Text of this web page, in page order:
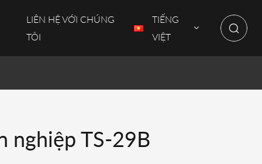
LIÊN HỆ VỚI CHÚNG
TÔI
TIẾNG
VIỆT
nghiệp TS-29B